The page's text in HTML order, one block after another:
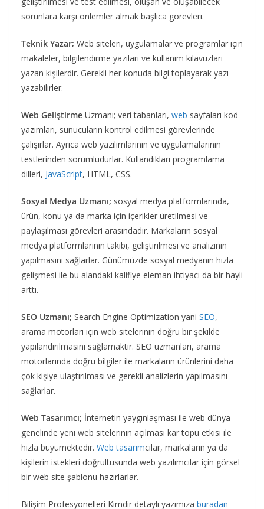
sorunlara karşı önlemler almak başlıca görevleri.
Teknik Yazar; Web siteleri, uygulamalar ve programlar için
makaleler, bilgilendirme yazıları ve kullanım kılavuzları
yazan kişilerdir. Gerekli her konuda bilgi toplayarak yazı
yazabilirler.
Web Geliştirme Uzmanı; veri tabanları, web sayfaları kod
yazımları, sunucuların kontrol edilmesi görevlerinde
çalışırlar. Ayrıca web yazılımlarının ve uygulamalarının
testlerinden sorumludurlar. Kullandıkları programlama
dilleri, JavaScript, HTML, CSS.
Sosyal Medya Uzmanı; sosyal medya platformlarında,
ürün, konu ya da marka için içerikler üretilmesi ve
paylaşılması görevleri arasındadır. Markaların sosyal
medya platformlarının takibi, geliştirilmesi ve analizinin
yapılmasını sağlarlar. Günümüzde sosyal medyanın hızla
gelişmesi ile bu alandaki kalifiye eleman ihtiyacı da bir hayli
arttı.
SEO Uzmanı; Search Engine Optimization yani SEO,
arama motorları için web sitelerinin doğru bir şekilde
yapılandırılmasını sağlamaktır. SEO uzmanları, arama
motorlarında doğru bilgiler ile markaların ürünlerini daha
çok kişiye ulaştırılması ve gerekli analizlerin yapılmasını
sağlarlar.
Web Tasarımcı; İnternetin yaygınlaşması ile web dünya
genelinde yeni web sitelerinin açılması kar topu etkisi ile
hızla büyümektedir. Web tasarımcılar, markaların ya da
kişilerin istekleri doğrultusunda web yazılımcılar için görsel
bir web site şablonu hazırlarlar.
Bilişim Profesyonelleri Kimdir detaylı yazımıza buradan